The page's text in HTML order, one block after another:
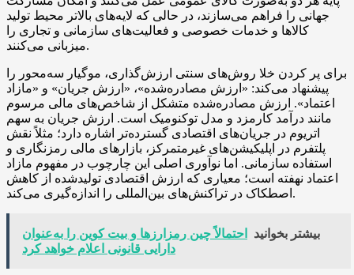
جهانی را فراهم می‌سازند، در حالی که لایه‌های بالاتر محیط تولید
کالاها و خدمات خصوصی و فعالیت‌های سازمانی و تجاری را
میزبانی می‌کنند.
برای پر کردن خلا روش‌های سنتی ارزش‌گذاری، موگیار سه‌محور را
پیشنهاد می‌کند: «ارزش مصادره‌شده»، «ارزش جریان» و «مازاد
اعتماد». ارزش مصادره‌شده متشکل از شاخص‌های مالی مرسوم
مانند درآمد کارمزد و مدل توکنومیک است. ارزش جریان به سهم
اتریوم در جریان‌های اقتصادی گسترده‌تر اشاره دارد؛ مثلاً نقش
پلتفرم در اپلیکیشن‌های غیرمتمرکز، بازارهای مالی رمزنگاری و
استفاده سازمانی. اما نوآوری اصلی این چارچوب در مفهوم مازاد
اعتماد نهفته است؛ معیاری که ارزش اقتصادی تولیدشده از کاهش
اصطکاک در تراکنش‌های بین‌المللی را اندازه‌گیری می‌کند.
بیشتر بخوانید
احتمالاً چین رمزارزها و بیت کوین را به‌عنوان
دارایی قانونی اعلام خواهد کرد